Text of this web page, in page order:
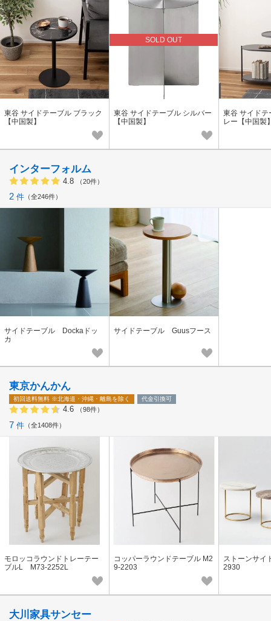
東谷 サイドテーブル ブラック
【中国製】
SOLD OUT
東谷 サイドテーブル シルバー
【中国製】
東谷 サイドテ
レー【中国製
インターフォルム
4.8 （20件）
2 件 全246件
サイドテーブル Dockaドッ
カ
サイドテーブル Guusフース
東京かんかん
初回送料無料 ※北海道・沖縄・離島を除く 代金引換可
4.6 （98件）
7 件 全1408件
モロッコラウンドトレーテー
ブルL M73-2252L
コッパーラウンドテーブル M2
9-2203
ストーンサイ
2930
大川家具サンセー